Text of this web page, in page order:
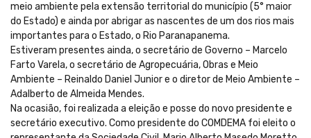
meio ambiente pela extensão territorial do município (5° maior
do Estado) e ainda por abrigar as nascentes de um dos rios mais
importantes para o Estado, o Rio Paranapanema.
Estiveram presentes ainda, o secretário de Governo – Marcelo
Farto Varela, o secretário de Agropecuária, Obras e Meio
Ambiente – Reinaldo Daniel Junior e o diretor de Meio Ambiente –
Adalberto de Almeida Mendes.
Na ocasião, foi realizada a eleição e posse do novo presidente e
secretário executivo. Como presidente do COMDEMA foi eleito o